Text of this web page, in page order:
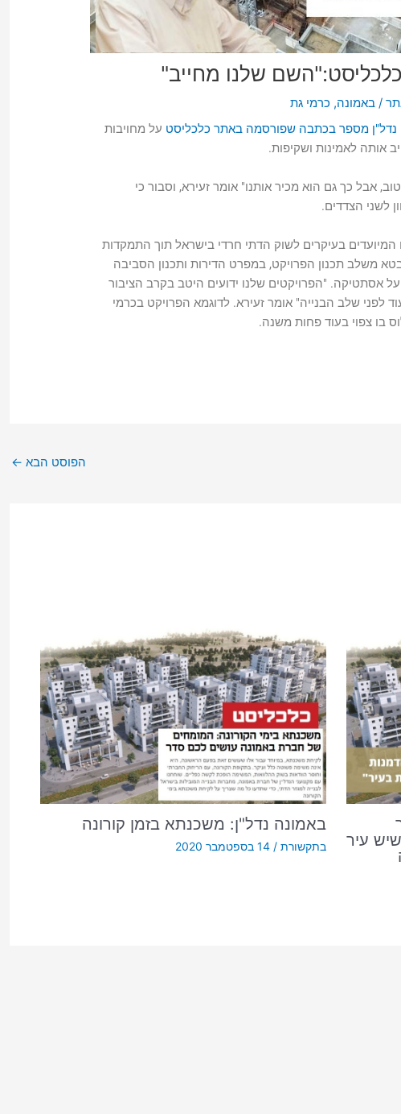
שלנו מחייב"
/באמונה, כרמי גת
נדל"ן מספר בכתבה שפורסמה באתר כלכליסט על מחויבות
אותה לאמינות ושקיפות.
אבל כך גם הוא מכיר אותנו" אומר זעירא, וסבור כי
לשני הצדדים.
בעיקרים לשוק הדתי חרדי בישראל תוך התמקדות
משלב תכנון הפרויקט, במפרט הדירות ותכנון הסביבה
על אסתטיקה. "הפרויקטים שלנו ידועים היטב בקרב הציבור
לפני שלב הבנייה" אומר זעירא. לדוגמא הפרויקט בכרמי
בו צפוי בעוד פחות משנה.
הפוסט הבא ←
עיר
באמונה נדל"ן: משכנתא בזמן קורונה
בתקשורת /14 בספטמבר 2020